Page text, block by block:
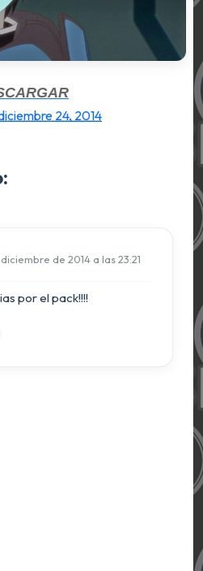
24, 2014
de 2014 a las 23:21
por el pack!!!!